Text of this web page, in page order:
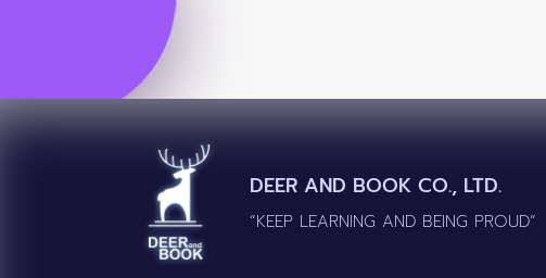
DEER AND BOOK CO., LTD.
“KEEP LEARNING AND BEING PROUD”